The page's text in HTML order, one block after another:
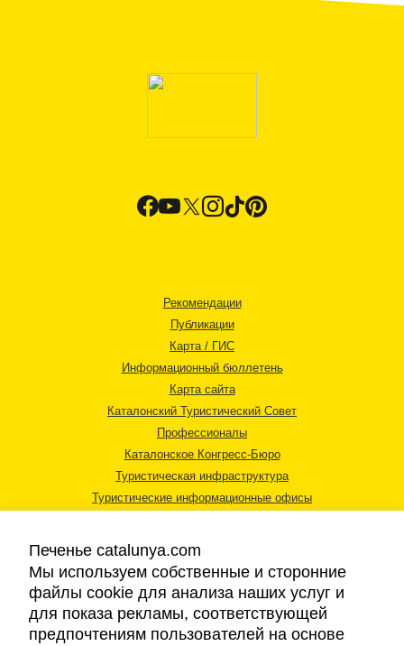
Рекомендации
Публикации
Карта / ГИС
Информационный бюллетень
Карта сайта
Каталонский Туристический Совет
Профессионалы
Каталонское Конгресс-Бюро
Туристическая инфраструктура
Туристические информационные офисы
Правовая информация
Печенье catalunya.com
Мы используем собственные и сторонние
файлы cookie для анализа наших услуг и
для показа рекламы, соответствующей
предпочтениям пользователей на основе